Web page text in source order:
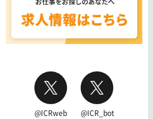
@ICRweb @ICR_bot